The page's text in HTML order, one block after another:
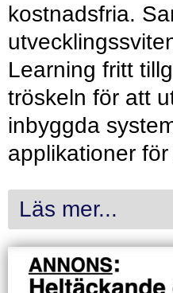
kostnadsfria.
Learning fritt
tröskeln för att
inbyggda
applikationer
Läs mer...